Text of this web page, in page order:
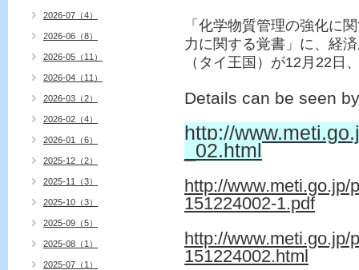
「化学物質管理の強化に
力に関する覚書」に、経
（タイ王国）が12月22日
Details can be seen
http://
_02.html
http://www.meti.go.jp/
151224002-1.pdf
http://www.meti.go.jp/
151224002.html
2026-07（4）
2026-06（8）
2026-05（11）
2026-04（11）
2026-03（2）
2026-02（4）
2026-01（6）
2025-12（2）
2025-11（3）
2025-10（3）
2025-09（5）
2025-08（1）
2025-07（1）